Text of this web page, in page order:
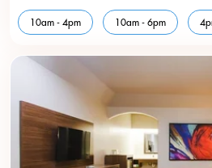
10am - 4pm 10am - 6pm